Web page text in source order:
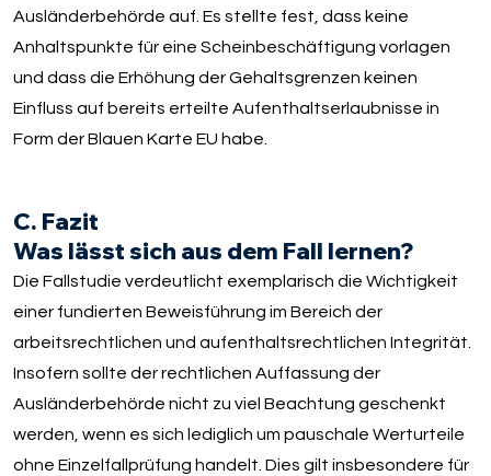
Ausländerbehörde auf. Es stellte fest, dass keine
Anhaltspunkte für eine Scheinbeschäftigung vorlagen
und dass die Erhöhung der Gehaltsgrenzen keinen
Einfluss auf bereits erteilte Aufenthaltserlaubnisse in
Form der Blauen Karte EU habe.
C. Fazit
Was lässt sich aus dem Fall lernen?
Die Fallstudie verdeutlicht exemplarisch die Wichtigkeit
einer fundierten Beweisführung im Bereich der
arbeitsrechtlichen und aufenthaltsrechtlichen Integrität.
Insofern sollte der rechtlichen Auffassung der
Ausländerbehörde nicht zu viel Beachtung geschenkt
werden, wenn es sich lediglich um pauschale Werturteile
ohne Einzelfallprüfung handelt. Dies gilt insbesondere für